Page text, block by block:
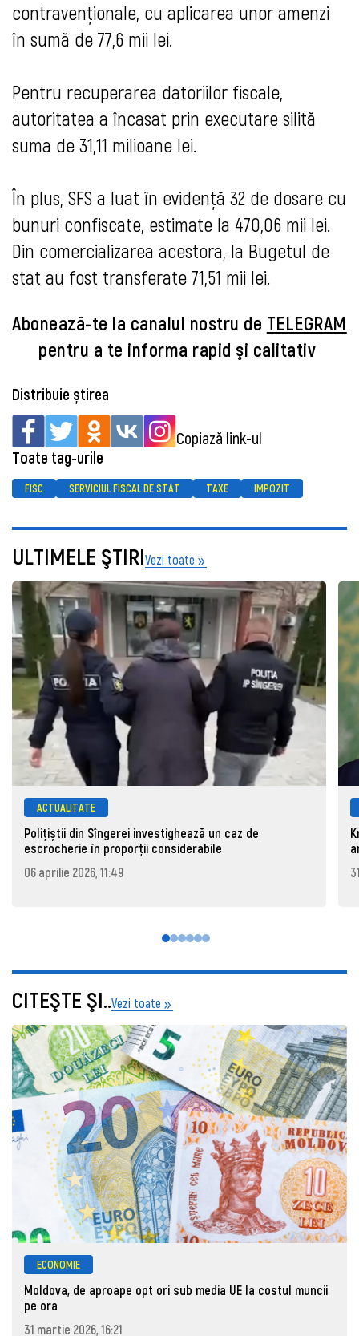
contravenționale, cu aplicarea unor amenzi
în sumă de 77,6 mii lei.
Pentru recuperarea datoriilor fiscale,
autoritatea a încasat prin executare silită
suma de 31,11 milioane lei.
În plus, SFS a luat în evidență 32 de dosare cu
bunuri confiscate, estimate la 470,06 mii lei.
Din comercializarea acestora, la Bugetul de
stat au fost transferate 71,51 mii lei.
Abonează-te la canalul nostru de TELEGRAM
pentru a te informa rapid şi calitativ
Distribuie știrea
Copiază link-ul
Toate tag-urile
FISC SERVICIUL FISCAL DE STAT TAXE IMPOZIT
ULTIMELE ŞTIRIVezi toate
ACTUALITATE
Polițiștii din Sîngerei investighează un caz de
escrocherie în proporții considerabile
06 aprilie 2026, 11:49
CITEŞTE ŞI..Vezi toate
ECONOMIE
Moldova, de aproape opt ori sub media UE la costul muncii
pe ora
31 martie 2026, 16:21